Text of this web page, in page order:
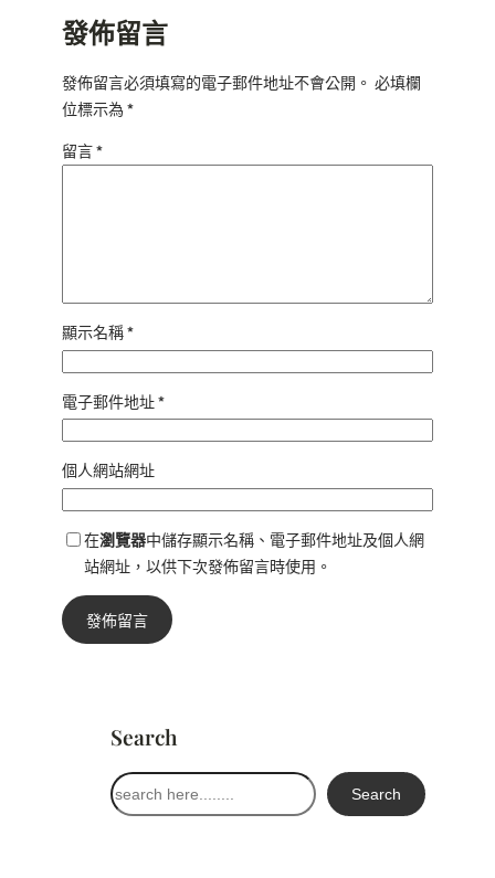
發佈留言
發佈留言必須填寫的電子郵件地址不會公開。 必填欄
位標示為*
留言*
顯示名稱*
電子郵件地址*
個人網站網址
在瀏覽器中儲存顯示名稱、電子郵件地址及個人網
站網址，以供下次發佈留言時使用。
Search
搜
尋
Search